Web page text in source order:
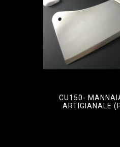
CU150-
ARTIGIANALE